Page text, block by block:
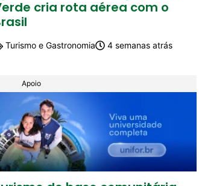
cria rota aérea com o
Turismo e Gastronomia 4 semanas atrás
Apoio